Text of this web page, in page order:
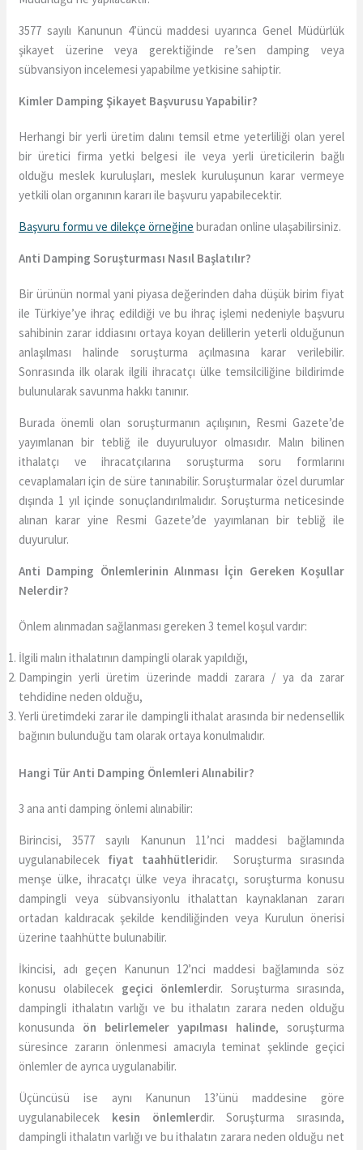
3577 sayılı Kanunun 4’üncü maddesi uyarınca Genel Müdürlük
şikayet üzerine veya gerektiğinde re’sen damping veya
sübvansiyon incelemesi yapabilme yetkisine sahiptir.
Kimler Damping Şikayet Başvurusu Yapabilir?
Herhangi bir yerli üretim dalını temsil etme yeterliliği olan yerel
bir üretici firma yetki belgesi ile veya yerli üreticilerin bağlı
olduğu meslek kuruluşları, meslek kuruluşunun karar vermeye
yetkili olan organının kararı ile başvuru yapabilecektir.
Başvuru formu ve dilekçe örneğine buradan online ulaşabilirsiniz.
Anti Damping Soruşturması Nasıl Başlatılır?
Bir ürünün normal yani piyasa değerinden daha düşük birim fiyat
ile Türkiye’ye ihraç edildiği ve bu ihraç işlemi nedeniyle başvuru
sahibinin zarar iddiasını ortaya koyan delillerin yeterli olduğunun
anlaşılması halinde soruşturma açılmasına karar verilebilir.
Sonrasında ilk olarak ilgili ihracatçı ülke temsilciliğine bildirimde
bulunularak savunma hakkı tanınır.
Burada önemli olan soruşturmanın açılışının, Resmi Gazete’de
yayımlanan bir tebliğ ile duyuruluyor olmasıdır. Malın bilinen
ithalatçı ve ihracatçılarına soruşturma soru formlarını
cevaplamaları için de süre tanınabilir. Soruşturmalar özel durumlar
dışında 1 yıl içinde sonuçlandırılmalıdır. Soruşturma neticesinde
alınan karar yine Resmi Gazete’de yayımlanan bir tebliğ ile
duyurulur.
Anti Damping Önlemlerinin Alınması İçin Gereken Koşullar
Nelerdir?
Önlem alınmadan sağlanması gereken 3 temel koşul vardır:
İlgili malın ithalatının dampingli olarak yapıldığı,
Dampingin yerli üretim üzerinde maddi zarara / ya da zarar
tehdidine neden olduğu,
Yerli üretimdeki zarar ile dampingli ithalat arasında bir nedensellik
bağının bulunduğu tam olarak ortaya konulmalıdır.
Hangi Tür Anti Damping Önlemleri Alınabilir?
3 ana anti damping önlemi alınabilir:
Birincisi, 3577 sayılı Kanunun 11’nci maddesi bağlamında
uygulanabilecek fiyat taahhütleridir. Soruşturma sırasında
menşe ülke, ihracatçı ülke veya ihracatçı, soruşturma konusu
dampingli veya sübvansiyonlu ithalattan kaynaklanan zararı
ortadan kaldıracak şekilde kendiliğinden veya Kurulun önerisi
üzerine taahhütte bulunabilir.
İkincisi, adı geçen Kanunun 12’nci maddesi bağlamında söz
konusu olabilecek geçici önlemlerdir. Soruşturma sırasında,
dampingli ithalatın varlığı ve bu ithalatın zarara neden olduğu
konusunda ön belirlemeler yapılması halinde, soruşturma
süresince zararın önlenmesi amacıyla teminat şeklinde geçici
önlemler de ayrıca uygulanabilir.
Üçüncüsü ise aynı Kanunun 13’ünü maddesine göre
uygulanabilecek kesin önlemlerdir. Soruşturma sırasında,
dampingli ithalatın varlığı ve bu ithalatın zarara neden olduğu net